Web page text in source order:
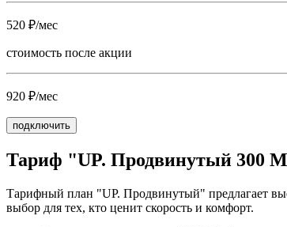
520 ₽/мес
стоимость после акции
920 ₽/мес
подключить
Тариф "UP. Продвинутый 300
Тарифный план "UP. Продвинутый" предлагает
выбор для тех, кто ценит скорость и комфорт.